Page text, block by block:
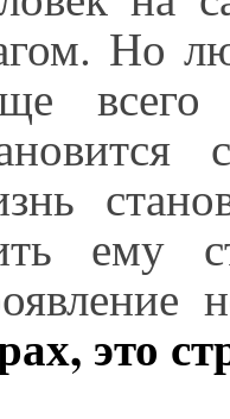
Но
ему
это